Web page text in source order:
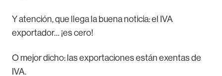
Y atención, que llega la buena noticia: el IVA
exportador… ¡es cero!
O mejor dicho: las exportaciones están exentas de
IVA.